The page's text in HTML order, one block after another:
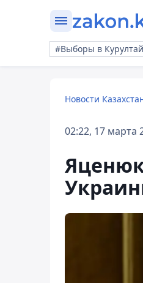
#Выборы в Курултай
Новости
02:22, 17 марта